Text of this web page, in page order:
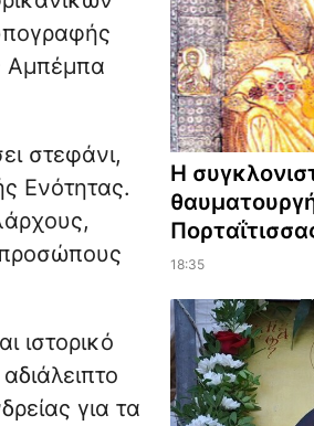
Αμπέμπα
στεφάνι,
Ενότητας.
ιστορικό
για τα
Η
18:35